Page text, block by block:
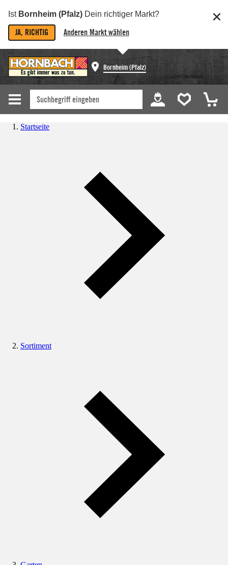
Ist Bornheim (Pfalz) Dein richtiger Markt?
JA, RICHTIG Anderen Markt wählen
Bornheim (Pfalz)
Startseite
Sortiment